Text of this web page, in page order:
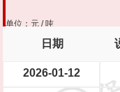
单位：元 / 吨
日期
2026-01-12